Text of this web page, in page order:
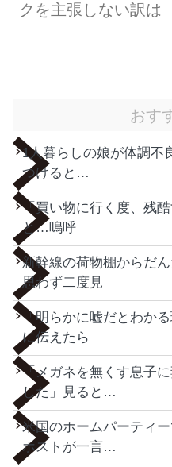
クを主張しない訳は
おす
1人暮らしの娘が体調不
つけると…
「買い物に行く度、残
と…嗚呼
新幹線の荷物棚からだ
思わず二度見
「明らかに嘘だとわか
に伝えたら
「メガネを無くす息子
した」見ると…
米国のホームパーティ
ホストが一言…